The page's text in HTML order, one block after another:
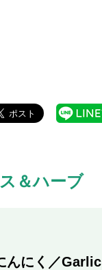
＆ハーブ
んにく／Garlic